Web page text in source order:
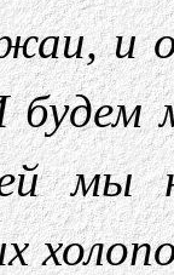
и
мы